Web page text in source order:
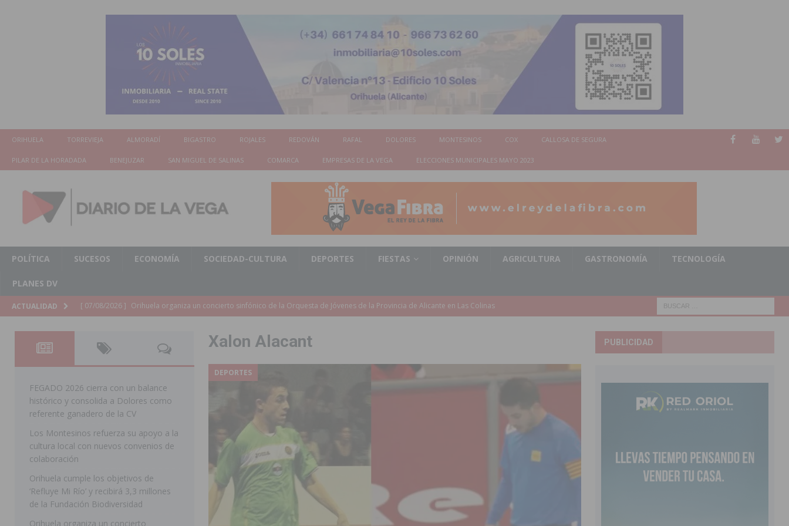
ORIHUELA TORREVIEJA ALMORADÍ BIGASTRO ROJALES REDOVÁN RAFAL DOLORES MONTESINOS COX CALLOSA DE SEGURA
PILAR DE LA HORADADA BENEJUZAR SAN MIGUEL DE SALINAS COMARCA EMPRESAS DE LA VEGA ELECCIONES MUNICIPALES MAYO 2023
POLÍTICA SUCESOS ECONOMÍA SOCIEDAD-CULTURA DEPORTES FIESTAS OPINIÓN AGRICULTURA GASTRONOMÍA TECNOLOGÍA
PLANES DV
ACTUALIDAD [ 07/08/2026 ] El Ayuntamiento de Almoradí mejora la accesibilidad de las aceras del entorno del CEIP Pascual Andreu
[ 07/08/2026 ]
Educación destina 1,2 millones adicionales al CEIP nº 2 de Catral dentro del Plan Edificant
[ 07/08/2026 ] La Policía Nacional desarticula un grupo criminal especializado en el robo de vehículos de alta gama mediante la
clonación de llaves electrónicas
[ 07/08/2026 ] Torrevieja impulsa el empleo con la contratación de 55 personas desempleadas a través de seis programas
[ 07/08/2026 ] Raiguero de Bonanza alerta del riesgo de incendios e inundaciones por el estado de sus barrancos
[ 07/08/2026 ]
La Generalitat impulsa el desdoblamiento de la CV-95, clave para Torrevieja
[ 07/08/2026 ] Benferri ya se prepara para dar comienzo a sus Fiestas 2026
COMARCA
Xalon Alacant
DEPORTES
FEGADO 2026 cierra con un balance
histórico y consolida a Dolores como
referente ganadero de la CV
Los Montesinos refuerza su apoyo a la
cultura local con nuevos convenios de
colaboración
Orihuela cumple los objetivos de
‘Refluye Mi Río’ y recibirá 3,3 millones
de la Fundación Biodiversidad
Orihuela organiza un concierto
PUBLICIDAD